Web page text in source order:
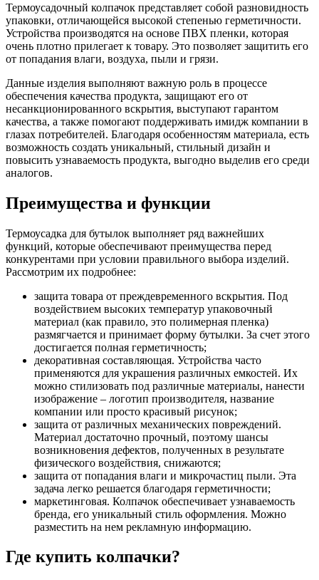
Термоусадочный колпачок представляет собой разновидность
упаковки, отличающейся высокой степенью герметичности.
Устройства производятся на основе ПВХ пленки, которая
очень плотно прилегает к товару. Это позволяет защитить его
от попадания влаги, воздуха, пыли и грязи.
Данные изделия выполняют важную роль в процессе
обеспечения качества продукта, защищают его от
несанкционированного вскрытия, выступают гарантом
качества, а также помогают поддерживать имидж компании в
глазах потребителей. Благодаря особенностям материала, есть
возможность создать уникальный, стильный дизайн и
повысить узнаваемость продукта, выгодно выделив его среди
аналогов.
Преимущества и функции
Термоусадка для бутылок выполняет ряд важнейших
функций, которые обеспечивают преимущества перед
конкурентами при условии правильного выбора изделий.
Рассмотрим их подробнее:
защита товара от преждевременного вскрытия. Под
воздействием высоких температур упаковочный
материал (как правило, это полимерная пленка)
размягчается и принимает форму бутылки. За счет этого
достигается полная герметичность;
декоративная составляющая. Устройства часто
применяются для украшения различных емкостей. Их
можно стилизовать под различные материалы, нанести
изображение – логотип производителя, название
компании или просто красивый рисунок;
защита от различных механических повреждений.
Материал достаточно прочный, поэтому шансы
возникновения дефектов, полученных в результате
физического воздействия, снижаются;
защита от попадания влаги и микрочастиц пыли. Эта
задача легко решается благодаря герметичности;
маркетинговая. Колпачок обеспечивает узнаваемость
бренда, его уникальный стиль оформления. Можно
разместить на нем рекламную информацию.
Где купить колпачки?